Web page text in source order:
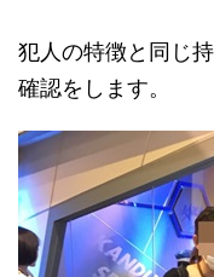
犯人の特徴と同じ
確認をします。